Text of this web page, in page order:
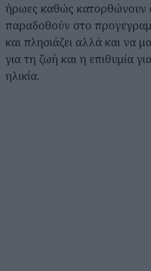
ήρωες καθώς κατορθώνουν
παραδοθούν στο
και πλησιάζει αλλά και να
για τη ζωή και η επιθυμία
ηλικία.